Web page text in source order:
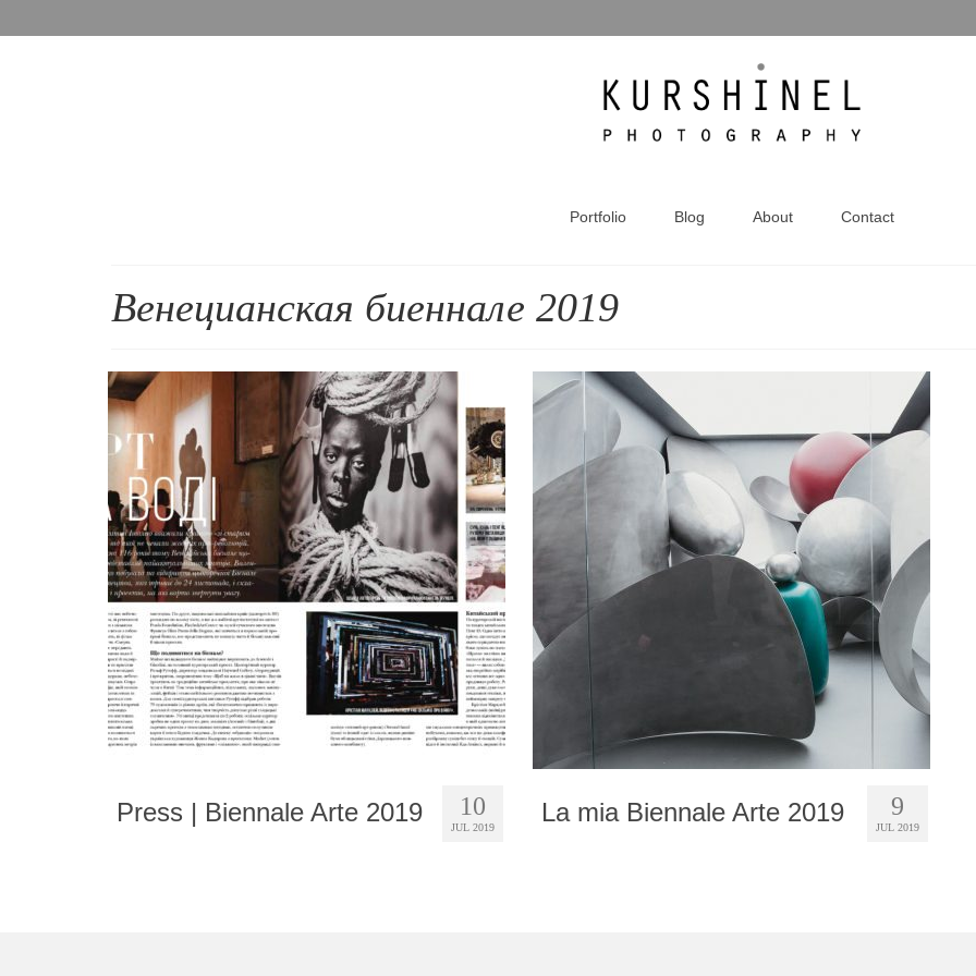
Portfolio Blog About Contact
Венецианская биеннале 2019
10
JUL 2019
Press | Biennale Arte 2019 9
JUL 2019
La mia Biennale Arte 2019